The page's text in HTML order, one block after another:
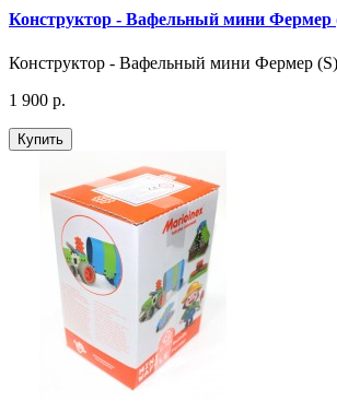
Конструктор - Вафельный мини Фермер
Конструктор - Вафельный мини Фермер
1 900 р.
Купить